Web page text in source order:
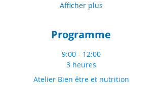
Afficher plus
Programme
9:00 - 12:00
3 heures
Atelier Bien être et nutrition